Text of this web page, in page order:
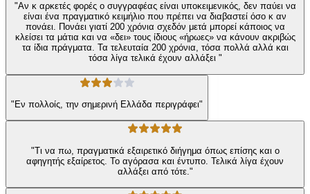
"Αν κ αρκετές φορές ο συγγραφέας είναι υποκειμενικός, δεν παύει να
είναι ένα πραγματικό κειμήλιο που πρέπει να διαβαστεί όσο κ αν
πονάει. Πονάει γιατί 200 χρόνια σχεδόν μετά μπορεί κάποιος να
κλείσει τα μάτια και να «δει» τους ίδιους «ήρωες» να κάνουν ακριβώς
τα ίδια πράγματα. Τα τελευταία 200 χρόνια, τόσα πολλά αλλά και
τόσα λίγα τελικά έχουν αλλάξει "
"Εν πολλοίς, την σημερινή Ελλάδα περιγράφει"
"Τι να πω, πραγματικά εξαιρετικό διήγημα όπως επίσης και ο
αφηγητής εξαίρετος. Το αγόρασα και έντυπο. Τελικά λίγα έχουν
αλλάξει από τότε."